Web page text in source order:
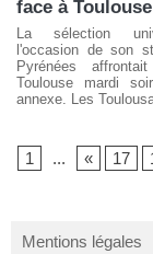
face à Toulouse
La sélection
l'occasion de son
Pyrénées
Toulouse mardi
annexe. Les
1 ... « 17
Mentions légales